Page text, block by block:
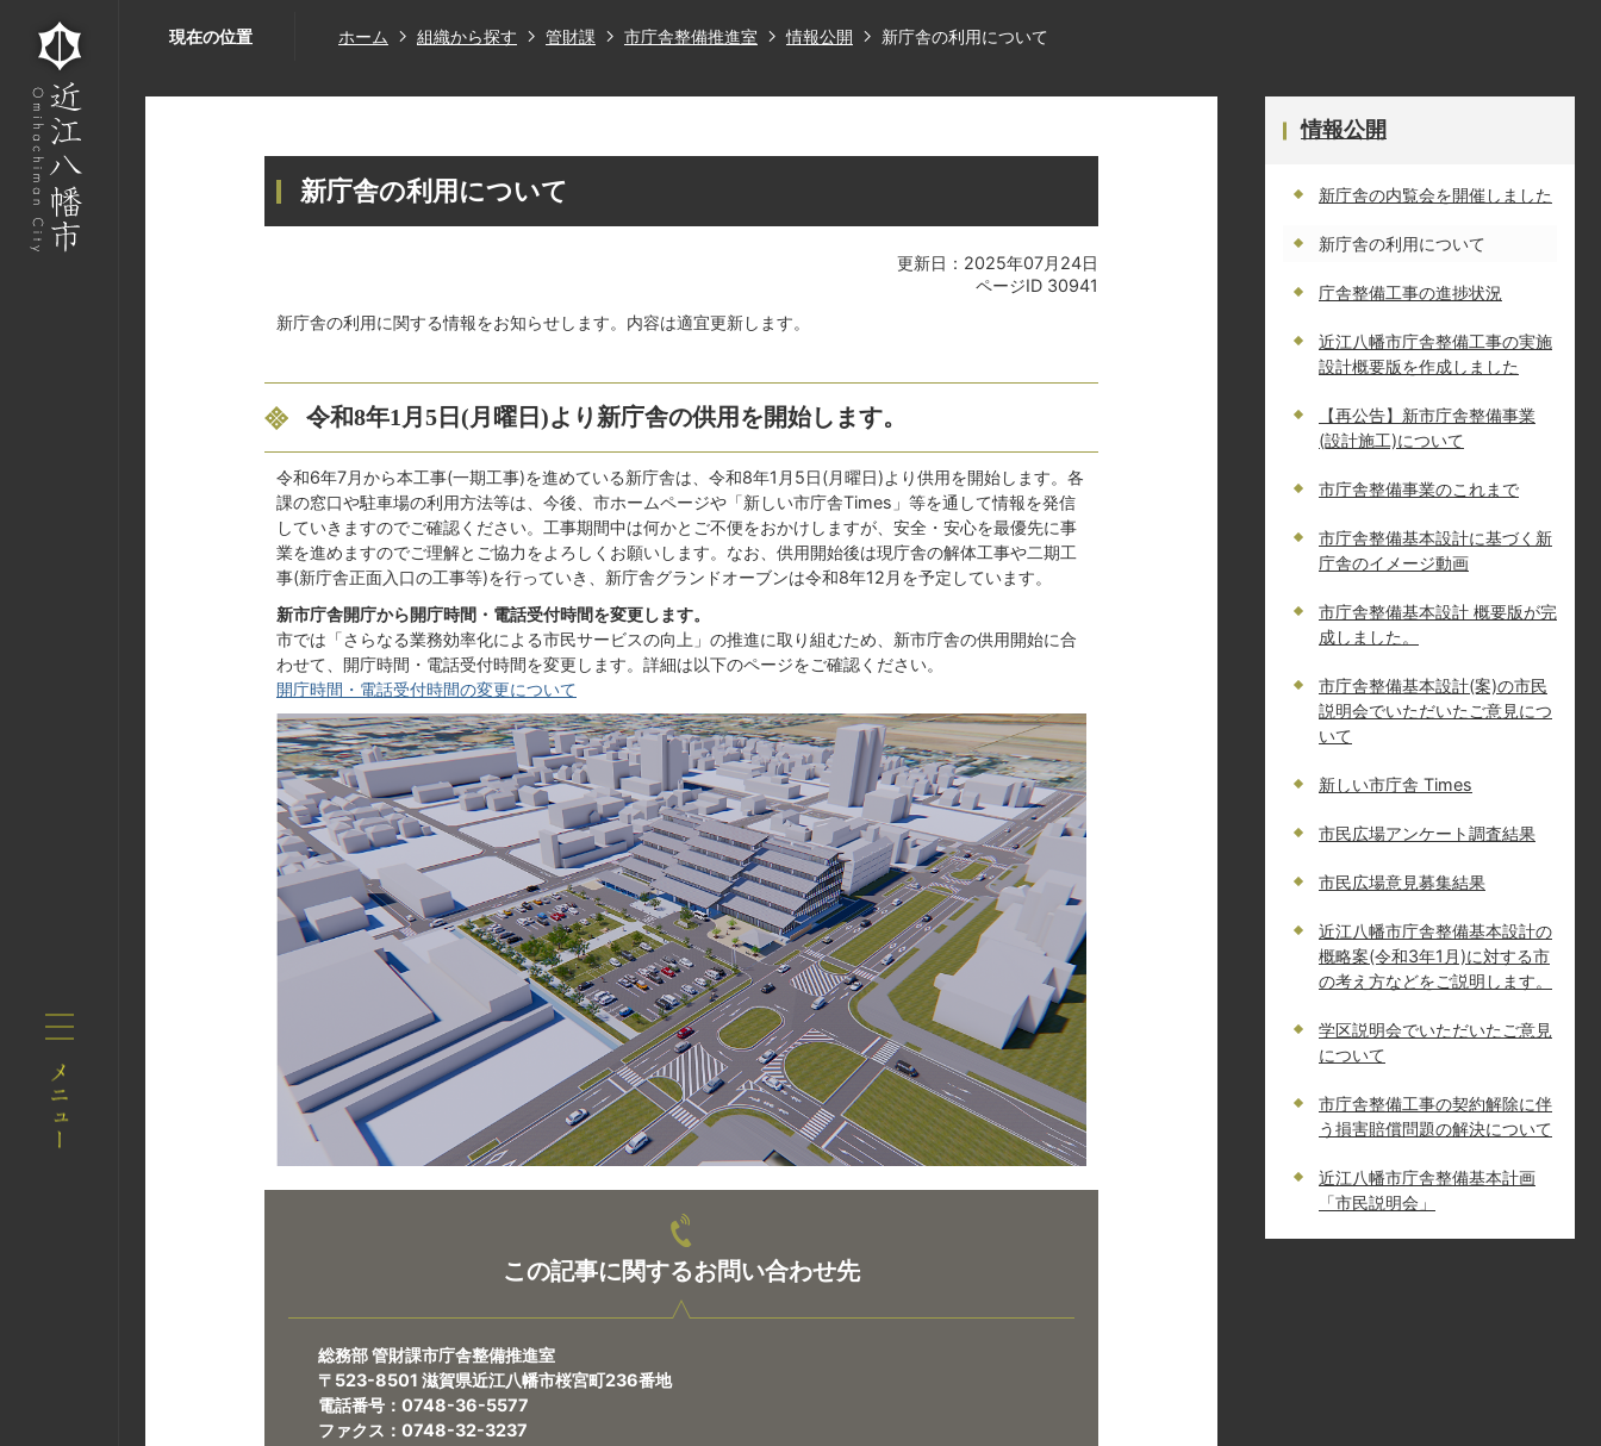
現在の位置 ホーム 組織から探す 管財課 市庁舎整備推進室 情報公開 新庁舎の利用について
新庁舎の利用について
更新日：2025年07月24日
ページID 30941
新庁舎の利用に関する情報をお知らせします。内容は適宜更新します。
令和8年1月5日(月曜日)より新庁舎の供用を開始します。
令和6年7月から本工事(一期工事)を進めている新庁舎は、令和8年1月5日(月曜日)より供用を開始します。各
課の窓口や駐車場の利用方法等は、今後、市ホームページや「新しい市庁舎Times」等を通して情報を発信
していきますのでご確認ください。工事期間中は何かとご不便をおかけしますが、安全・安心を最優先に事
業を進めますのでご理解とご協力をよろしくお願いします。なお、供用開始後は現庁舎の解体工事や二期工
事(新庁舎正面入口の工事等)を行っていき、新庁舎グランドオーブンは令和8年12月を予定しています。
新市庁舎開庁から開庁時間・電話受付時間を変更します。
市では「さらなる業務効率化による市民サービスの向上」の推進に取り組むため、新市庁舎の供用開始に合
わせて、開庁時間・電話受付時間を変更します。詳細は以下のページをご確認ください。
開庁時間・電話受付時間の変更について
この記事に関するお問い合わせ先
総務部 管財課市庁舎整備推進室
〒523-8501 滋賀県近江八幡市桜宮町236番地
電話番号：0748-36-5577
ファクス：0748-32-3237
情報公開
新庁舎の内覧会を開催しました
新庁舎の利用について
庁舎整備工事の進捗状況
近江八幡市庁舎整備工事の実施
設計概要版を作成しました
【再公告】新市庁舎整備事業
(設計施工)について
市庁舎整備事業のこれまで
市庁舎整備基本設計に基づく新
庁舎のイメージ動画
市庁舎整備基本設計 概要版が完
成しました。
市庁舎整備基本設計(案)の市民
説明会でいただいたご意見につ
いて
新しい市庁舎 Times
市民広場アンケート調査結果
市民広場意見募集結果
近江八幡市庁舎整備基本設計の
概略案(令和3年1月)に対する市
の考え方などをご説明します。
学区説明会でいただいたご意見
について
市庁舎整備工事の契約解除に伴
う損害賠償問題の解決について
近江八幡市庁舎整備基本計画
「市民説明会」